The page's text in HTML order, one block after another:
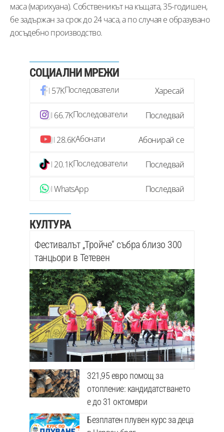
маса (марихуана). Собственикът на къщата, 35-годишен,
бе задържан за срок до 24 часа, а по случая е образувано
досъдебно производство.
СОЦИАЛНИ МРЕЖИ
57KПоследователи Харесай
66.7KПоследователи Последвай
28.6KАбонати Абонирай се
20.1KПоследователи Последвай
WhatsApp Последвай
КУЛТУРА
Фестивалът „Тройче“ събра близо 300
танцьори в Тетевен
321,95 евро помощ за
отопление: кандидатстването
е до 31 октомври
Безплатен плувен курс за деца